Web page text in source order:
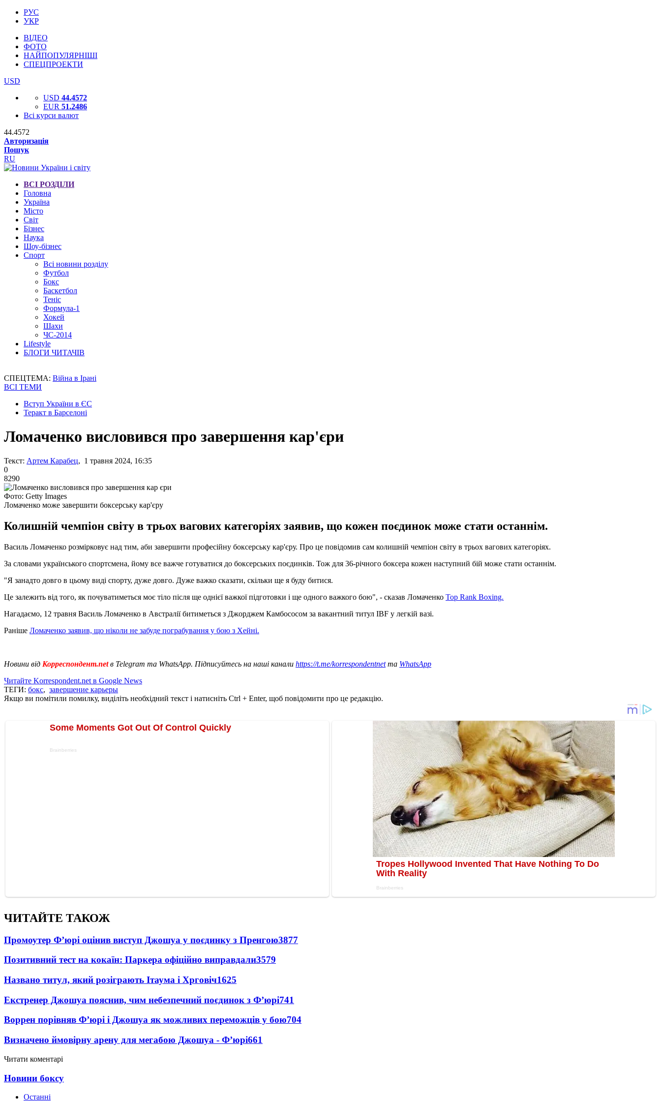
РУС
УКР
ВІДЕО
ФОТО
НАЙПОПУЛЯРНІШІ
СПЕЦПРОЕКТИ
USD
USD 44.4572
EUR 51.2486
Всі курси валют
44.4572
Авторизація
Пошук
RU
ВСІ РОЗДІЛИ
Головна
Україна
Місто
Світ
Бізнес
Наука
Шоу-бізнес
Спорт
Всі новини розділу
Футбол
Бокс
Баскетбол
Теніс
Формула-1
Хокей
Шахи
ЧС-2014
Lifestyle
БЛОГИ ЧИТАЧІВ
СПЕЦТЕМА: Війна в Ірані
ВСІ ТЕМИ
Вступ України в ЄС
Теракт в Барселоні
Ломаченко висловився про завершення кар'єри
Текст: Артем Карабец, 1 травня 2024, 16:35
0
8290
Фото: Getty Images
Ломаченко може завершити боксерську кар'єру
Колишній чемпіон світу в трьох вагових категоріях заявив, що кожен поєдинок може стати останнім.
Василь Ломаченко розмірковує над тим, аби завершити професійну боксерську кар'єру. Про це повідомив сам колишній чемпіон світу в трьох вагових категоріях.
За словами українського спортсмена, йому все важче готуватися до боксерських поєдинків. Тож для 36-річного боксера кожен наступний бій може стати останнім.
"Я занадто довго в цьому виді спорту, дуже довго. Дуже важко сказати, скільки ще я буду битися.
Це залежить від того, як почуватиметься моє тіло після ще однієї важкої підготовки і ще одного важкого бою", - сказав Ломаченко Top Rank Boxing.
Нагадаємо, 12 травня Василь Ломаченко в Австралії битиметься з Джорджем Камбососом за вакантний титул IBF у легкій вазі.
Раніше Ломаченко заявив, що ніколи не забуде пограбування у бою з Хейні.
Новини від Корреспондент.netв Telegram та WhatsApp. Підписуйтесь на наші канали https://t.me/korrespondentnetта WhatsApp
Читайте Korrespondent.net в Google News
ТЕГИ: бокс, завершение карьеры
Якщо ви помітили помилку, виділіть необхідний текст і натисніть Ctrl + Enter, щоб повідомити про це редакцію.
ЧИТАЙТЕ ТАКОЖ
Промоутер Ф’юрі оцінив виступ Джошуа у поєдинку з Пренгою3877
Позитивний тест на кокаїн: Паркера офіційно виправдали3579
Названо титул, який розіграють Ітаума і Хрговіч1625
Екстренер Джошуа пояснив, чим небезпечний поєдинок з Ф’юрі741
Воррен порівняв Ф’юрі і Джошуа як можливих переможців у бою704
Визначено ймовірну арену для мегабою Джошуа - Ф’юрі661
Читати коментарі
Новини боксу
Останні